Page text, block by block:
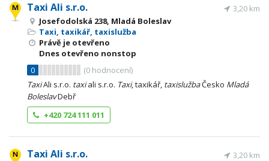
Taxi Ali s.r.o.
Josefodolská 238, Mladá Boleslav
Taxi, taxikář, taxislužba
Právě je otevřeno
Dnes otevřeno nonstop
0
(0 hodnocení)
3,20 km
TaxiAli s.r.o. taxiali s.r.o. Taxi, taxikář, taxislužbaČesko Mladá
BoleslavDebř
+420 724 111 011
Taxi Ali s.r.o. 3,20 km